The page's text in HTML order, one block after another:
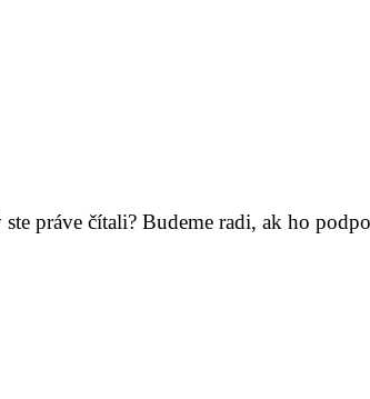
práve čítali? Budeme radi, ak ho